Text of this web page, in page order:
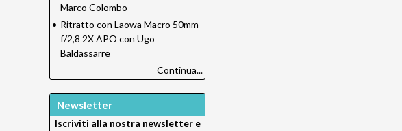
Marco Colombo
• Ritratto con Laowa Macro 50mm
f/2,8 2X APO con Ugo
Baldassarre
Continua...
Newsletter
Iscriviti alla nostra newsletter e